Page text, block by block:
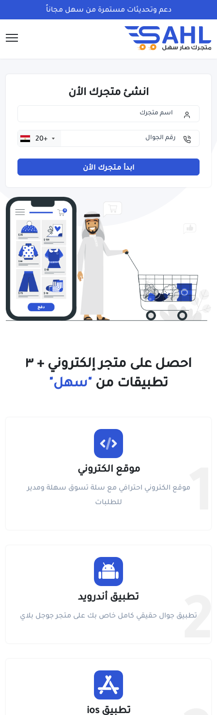
دعم وتحديثات مستمرة من سهل مجاناً
انشئ متجرك الأن
+20
ابدأ متجرك الأن
احصل على متجر إلكتروني + ٣
تطبيقات من "سهل"
موقع الكتروني
موقع الكتروني احترافي مع سلة تسوق سهلة ومدير
للطلبات
1
تطبيق أندرويد
تطبيق جوال حقيقي كامل خاص بك على متجر جوجل بلاي
2
تطبيق ios